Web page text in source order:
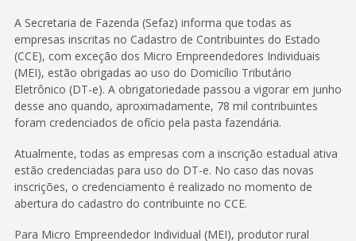
A Secretaria de Fazenda (Sefaz) informa que todas as
empresas inscritas no Cadastro de Contribuintes do Estado
(CCE), com exceção dos Micro Empreendedores Individuais
(MEI), estão obrigadas ao uso do Domicílio Tributário
Eletrônico (DT-e). A obrigatoriedade passou a vigorar em junho
desse ano quando, aproximadamente, 78 mil contribuintes
foram credenciados de ofício pela pasta fazendária.
Atualmente, todas as empresas com a inscrição estadual ativa
estão credenciadas para uso do DT-e. No caso das novas
inscrições, o credenciamento é realizado no momento de
abertura do cadastro do contribuinte no CCE.
Para Micro Empreendedor Individual (MEI), produtor rural